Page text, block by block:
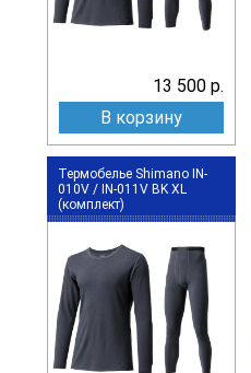
13 500 р.
В корзину
Термобелье Shimano IN-
010V / IN-011V BK XL
(комплект)